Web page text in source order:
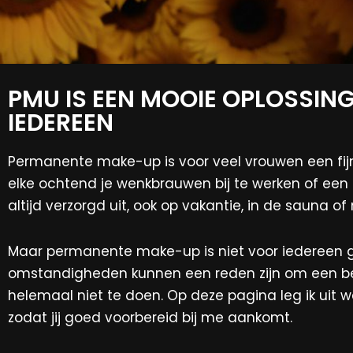
PMU IS EEN MOOIE
IEDEREEN
Permanente make-up is voor veel vrouwen een
elke ochtend je wenkbrauwen bij te werken of
altijd verzorgd uit, ook op vakantie, in de sauna of
Maar permanente make-up is niet voor iedereen
omstandigheden kunnen een reden zijn om een
helemaal niet te doen. Op deze pagina leg ik uit
zodat jij goed voorbereid bij me aankomt.